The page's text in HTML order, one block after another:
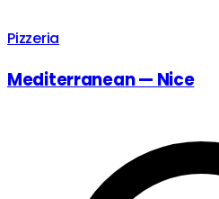
Pizzeria
Mediterranean — Nice